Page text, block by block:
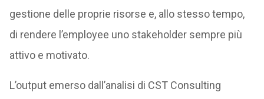
gestione delle proprie risorse e, allo stesso tempo,
di rendere l’employee uno stakeholder sempre più
attivo e motivato.
L’output emerso dall’analisi di CST Consulting